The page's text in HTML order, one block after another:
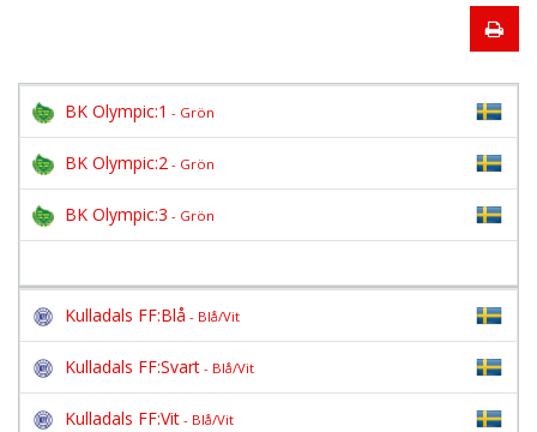
BK Olympic:1 - Grön
BK Olympic:2 - Grön
BK Olympic:3 - Grön
Kulladals FF:Blå - Blå/Vit
Kulladals FF:Svart - Blå/Vit
Kulladals FF:Vit - Blå/Vit